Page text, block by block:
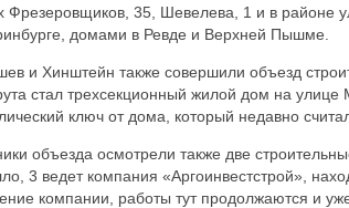
Фрезеровщиков, 35, Шевелева, 1 и в районе
домами в Ревде и Верхней Пышме.
и Хинштейн также совершили объезд
стал трехсекционный жилой дом на
ключ от дома, который недавно
объезда осмотрели также две
3 ведет компания «Аргоинвестстрой»,
компании, работы тут продолжаются и